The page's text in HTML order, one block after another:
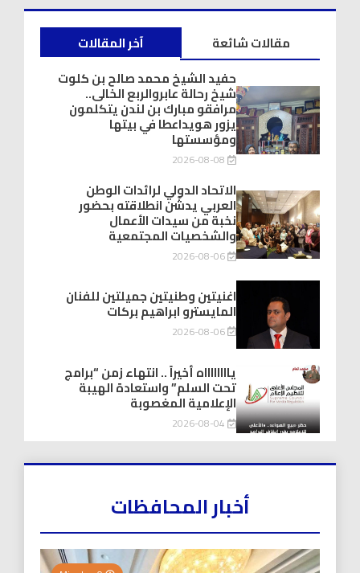
آخر المقالات
مقالات شائعة
حفيد الشيخ محمد صالح بن كلوت
شيخ رحالة عابروالربع الخالى..
مرافقو مبارك بن لندن يتكلمون
يزور هويداعطا في بيتها
ومؤسستها
2026-08-08
الاتحاد الدولي لرائدات الوطن
العربي يدشّن انطلاقته بحضور
نخبة من سيدات الأعمال
والشخصيات المجتمعية
2026-08-06
اغنيتين وطنيتين جميلتين للفنان
المايسترو ابراهيم بركات
2026-08-06
يااااااااه أخيراً .. انتهاء زمن “برامج
تحت السلم” واستعادة الهيبة
الإعلامية المغصوبة
2026-08-04
أخبار المحافظات